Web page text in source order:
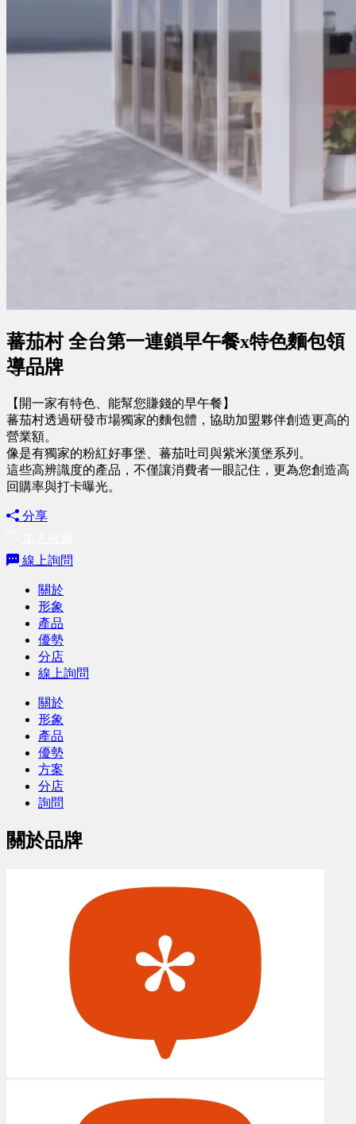
蕃茄村 全台第一連鎖早午餐x特色麵包領
導品牌
【開一家有特色、能幫您賺錢的早午餐】
蕃茄村透過研發市場獨家的麵包體，協助加盟夥伴創造更高的
營業額。
像是有獨家的粉紅好事堡、蕃茄吐司與紫米漢堡系列。
這些高辨識度的產品，不僅讓消費者一眼記住，更為您創造高
回購率與打卡曝光。
分享
線上詢問
關於
形象
產品
優勢
分店
線上詢問
關於
形象
產品
優勢
方案
分店
詢問
關於品牌